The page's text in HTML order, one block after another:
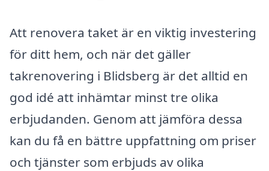
Att renovera taket är en viktig investering
för ditt hem, och när det gäller
takrenovering i Blidsberg är det alltid en
god idé att inhämtar minst tre olika
erbjudanden. Genom att jämföra dessa
kan du få en bättre uppfattning om priser
och tjänster som erbjuds av olika